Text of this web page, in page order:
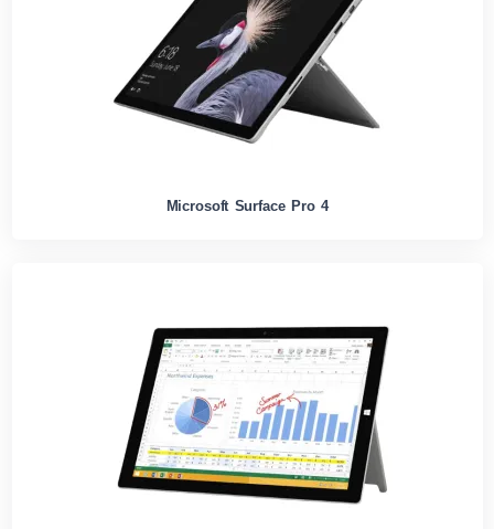
Microsoft Surface Pro 4